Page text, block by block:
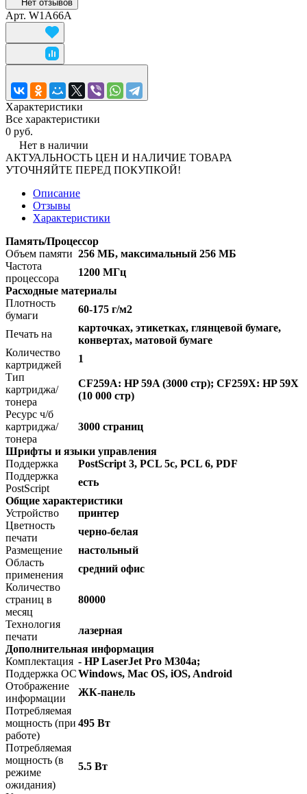
Нет отзывов
Арт. W1A66A
Характеристики
Все характеристики
0 руб.
Нет в наличии
АКТУАЛЬНОСТЬ ЦЕН И НАЛИЧИЕ ТОВАРА
УТОЧНЯЙТЕ ПЕРЕД ПОКУПКОЙ!
Описание
Отзывы
Характеристики
Память/Процессор
Объем памяти 256 МБ, максимальный 256 МБ
Частота
процессора
1200 МГц
Расходные материалы
Плотность
бумаги
60-175 г/м2
Печать на
карточках, этикетках, глянцевой бумаге,
конвертах, матовой бумаге
Количество
картриджей
1
Тип
картриджа/
тонера
CF259A: HP 59A (3000 стр); CF259X: HP 59X
(10 000 стр)
Ресурс ч/б
картриджа/
тонера
3000 страниц
Шрифты и языки управления
Поддержка
PostScript 3, PCL 5c, PCL 6, PDF
Поддержка
PostScript
есть
Общие характеристики
Устройство
принтер
Цветность
печати
черно-белая
Размещение
настольный
Область
применения
средний офис
Количество
страниц в
месяц
80000
Технология
печати
лазерная
Дополнительная информация
Комплектация - HP LaserJet Pro M304a;
Поддержка ОСWindows, Mac OS, iOS, Android
Отображение
информации
ЖК-панель
Потребляемая
мощность (при
работе)
495 Вт
Потребляемая
мощность (в
режиме
ожидания)
5.5 Вт